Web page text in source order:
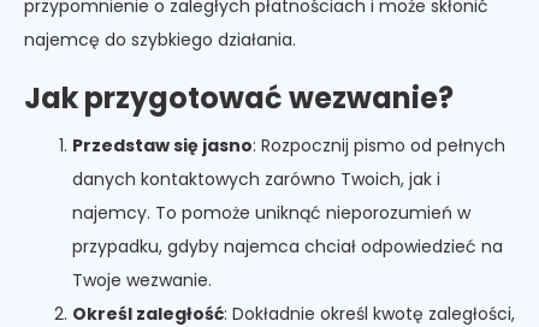
przypomnienie o zaległych płatnościach i może skłonić
najemcę do szybkiego działania.
Jak przygotować wezwanie?
Przedstaw się jasno: Rozpocznij pismo od pełnych
danych kontaktowych zarówno Twoich, jak i
najemcy. To pomoże uniknąć nieporozumień w
przypadku, gdyby najemca chciał odpowiedzieć na
Twoje wezwanie.
Określ zaległość: Dokładnie określ kwotę zaległości,